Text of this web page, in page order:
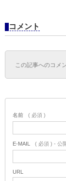
コメント
この記事へのコメ
名前 ( 必須 )
E-MAIL ( 必須 ) - 公
URL